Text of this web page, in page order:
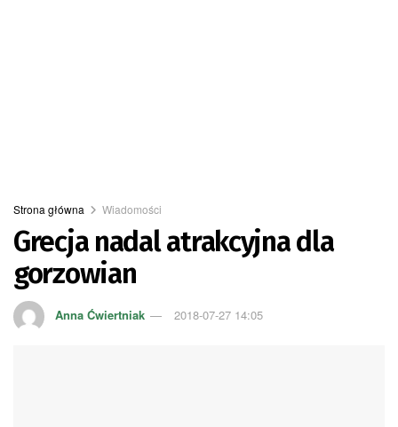
Strona główna Wiadomości
Grecja nadal atrakcyjna dla
gorzowian
Anna Ćwiertniak 2018-07-27 14:05